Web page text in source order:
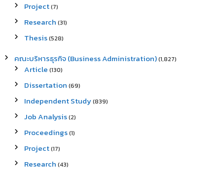
Project(7)
Research (31)
Thesis(528)
คณะบริหารธุรกิจ (Business Administration)(1,827)
Article (130)
Dissertation (69)
Independent Study(839)
Job Analysis(2)
Proceedings(1)
Project(17)
Research (43)